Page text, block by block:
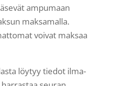
ampumaan
maksamalla.
voivat maksaa
löytyy tiedot ilma-